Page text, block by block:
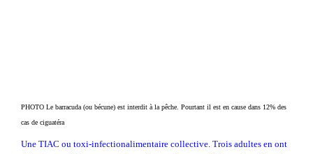
PHOTO Le barracuda (ou bécune) est interdit à la pêche. Pourtant il est en cause dans 12% des
cas de ciguatéra
Une TIAC ou toxi-infectionalimentaire collective. Trois adultes en ont